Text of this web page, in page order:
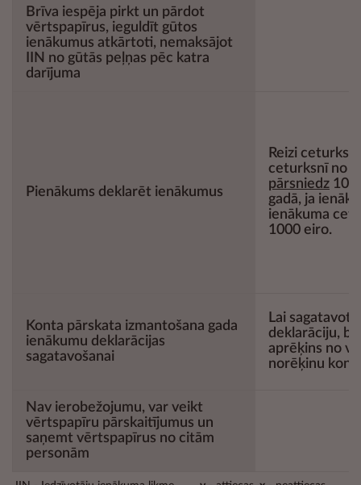
Brīva iespēja pirkt un pārdot
vērtspapīrus, ieguldīt gūtos
ienākumus atkārtoti, nemaksājot
IIN no gūtās peļņas pēc katra
darījuma
Pienākums deklarēt ienākumus
Reizi
ceturksnī no
pārsniedz
gadā, ja
ienākuma
1000 eiro.
Konta pārskata izmantošana gada
ienākumu deklarācijas
sagatavošanai
Lai
deklarāciju,
aprēķins no
norēķinu
Nav ierobežojumu, var veikt
vērtspapīru pārskaitījumus un
saņemt vērtspapīrus no citām
personām